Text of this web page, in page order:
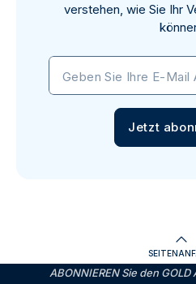
verstehen, wie Sie Ihr
Geben Sie Ihre E-Mail
Jetzt
ABONNIEREN Sie den